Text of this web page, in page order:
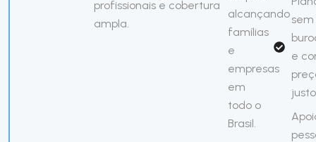
profissionais e cobertura
ampla.
alcançando
famílias
e
empresas
em
todo o
Brasil.
sem
e
justo